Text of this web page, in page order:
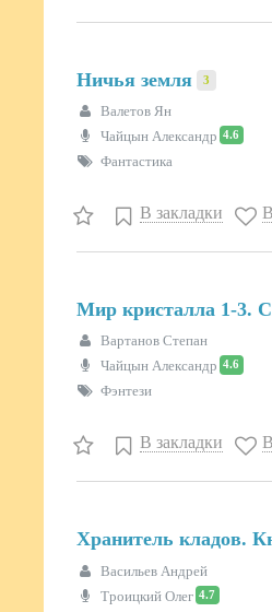
Ничья земля 3
Валетов Ян
Чайцын Александр 4.6
Фантастика
В закладки
Мир кристалла 1-3.
Вартанов Степан
Чайцын Александр 4.6
Фэнтези
В закладки
Хранитель кладов.
Васильев Андрей
Троицкий Олег 4.7